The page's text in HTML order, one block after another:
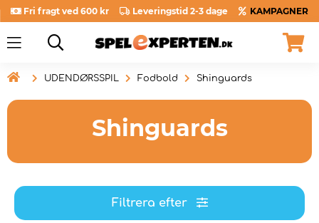
Fri fragt ved 600 kr Leveringstid 2-3 dage KAMPAGNER
 UDENDØRSSPIL Fodbold Shinguards
Shinguards
Filtrera efter